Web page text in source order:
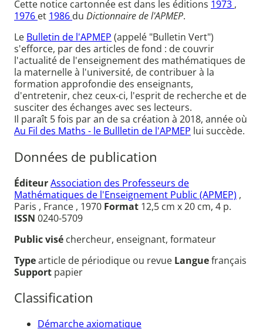
Cette notice cartonnée est dans les éditions 1973 ,
1976 et 1986 du Dictionnaire de l'APMEP.
Le Bulletin de l'APMEP (appelé "Bulletin Vert")
s'efforce, par des articles de fond : de couvrir
l'actualité de l'enseignement des mathématiques de
la maternelle à l'université, de contribuer à la
formation approfondie des enseignants,
d'entretenir, chez ceux-ci, l'esprit de recherche et de
susciter des échanges avec ses lecteurs.
Il paraît 5 fois par an de sa création à 2018, année où
Au Fil des Maths - le Bullletin de l'APMEP lui succède.
Données de publication
ÉditeurAssociation des Professeurs de
Mathématiques de l'Enseignement Public (APMEP) ,
Paris , France , 1970 Format 12,5 cm x 20 cm, 4 p.
ISSN 0240-5709
Public visé chercheur, enseignant, formateur
Typearticle de périodique ou revue Languefrançais
Support papier
Classification
Démarche axiomatique